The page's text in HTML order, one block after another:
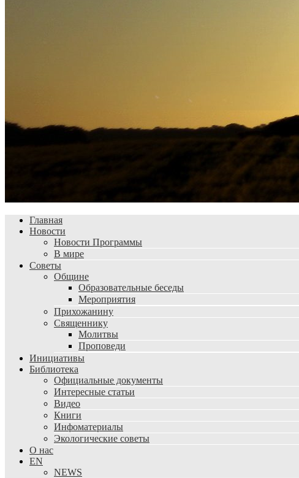
Главная
Новости
Новости Программы
В мире
Советы
Общине
Образовательные беседы
Мероприятия
Прихожанину
Священнику
Молитвы
Проповеди
Инициативы
Библиотека
Официальные документы
Интересные статьи
Видео
Книги
Инфоматериалы
Экологические советы
О нас
EN
NEWS